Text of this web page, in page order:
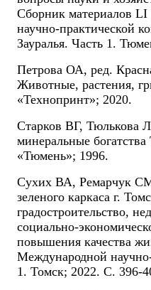
Сборник материалов
научно-практической
Зауралья. Часть 1.
Петрова ОА, ред.
Животные, растения,
«Технопринт»; 2020.
Старков ВГ, Тюлькова
минеральные
«Тюмень»; 1996.
Сухих ВА, Ремарчук
зеленого каркаса г.
градостроительство,
социально-
повышения качества
Международной
1. Томск; 2022. С. 396-